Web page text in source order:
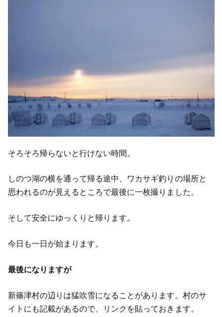
そろそろ帰らないと行けない時間。
しのつ湖の横を通って帰る途中、ワカサギ釣りの場所と
思われるのが見えるところで最後に一枚撮りました。
そして安全にゆっくりと帰ります。
今日も一日が始まります。
最後になりますが
新篠津村の辺りは猛吹雪になることがあります。村のサ
イトにも記載があるので、リンクを貼っておきます。